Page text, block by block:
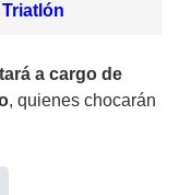
a cargo de
, quienes chocarán